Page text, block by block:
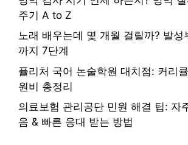
주기 A to Z
노래 배우는데 몇 개월 걸릴까? 발성
까지 7단계
퓰리처 국어 논술학원 대치점: 커리
원비 총정리
의료보험 관리공단 민원 해결 팁: 자
음 & 빠른 응대 받는 방법